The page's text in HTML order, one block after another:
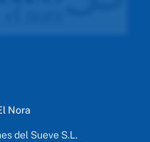
Nora
del Sueve S.L.